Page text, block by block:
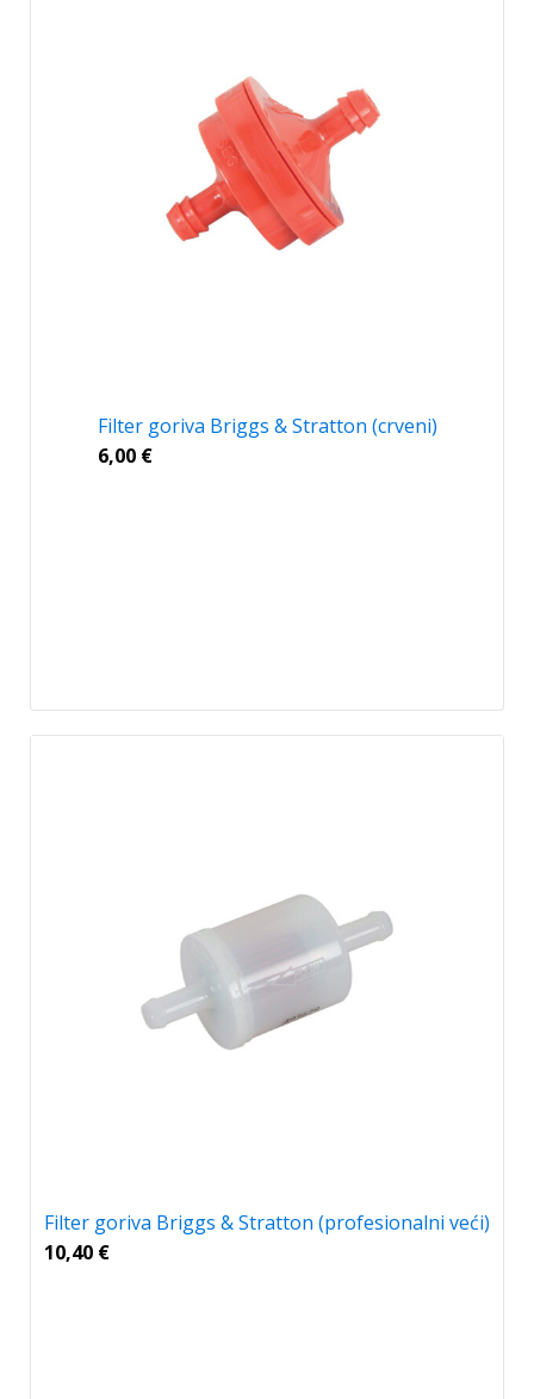
Filter goriva Briggs & Stratton (crveni)
6,00 €
Filter goriva Briggs & Stratton (profesionalni veći)
10,40 €